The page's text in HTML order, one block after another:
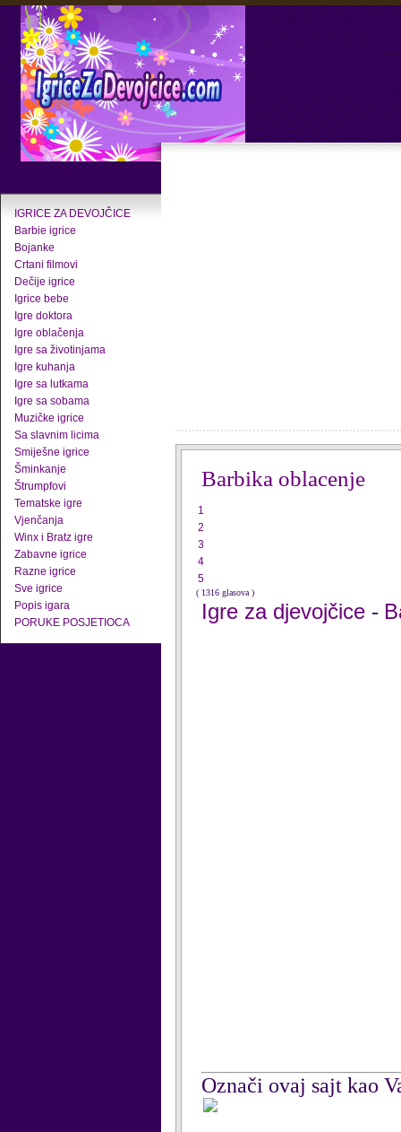
IGRICE ZA DEVOJČICE
Barbie igrice
Bojanke
Crtani filmovi
Dečije igrice
Igrice bebe
Igre doktora
Igre oblačenja
Igre sa životinjama
Igre kuhanja
Igre sa lutkama
Igre sa sobama
Muzičke igrice
Sa slavnim licima
Smiješne igrice
Šminkanje
Štrumpfovi
Tematske igre
Vjenčanja
Winx i Bratz igre
Zabavne igrice
Razne igrice
Sve igrice
Popis igara
PORUKE POSJETIOCA
Barbika oblacenje
1
2
3
4
5
( 1316 glasova )
Igre za djevojčice -
Označi ovaj sajt kao